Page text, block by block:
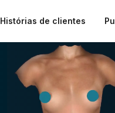
Histórias de clientes